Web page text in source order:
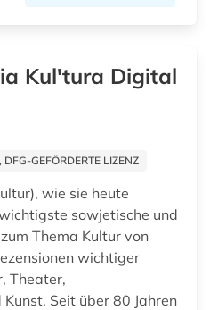
germanische altertumskunde (2)
geschichte &lt;1550-1921&gt; (1)
geschichte 1000-1800 (1)
geschichte 1420-1600 (1)
Russland, Sowjetunion (9)
Kul'tura Digital
GEFÖRDERTE LIZENZ
wie sie heute
sowjetische und
Thema Kultur von
wichtiger
Theater,
Seit über 80 Jahren